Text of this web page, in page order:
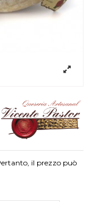
il prezzo può